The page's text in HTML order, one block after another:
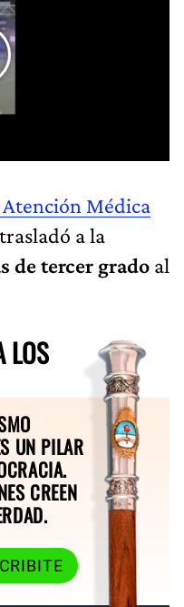
Atención Médica
trasladó a la
de tercer grado al
LOS
UN PILAR
CREEN